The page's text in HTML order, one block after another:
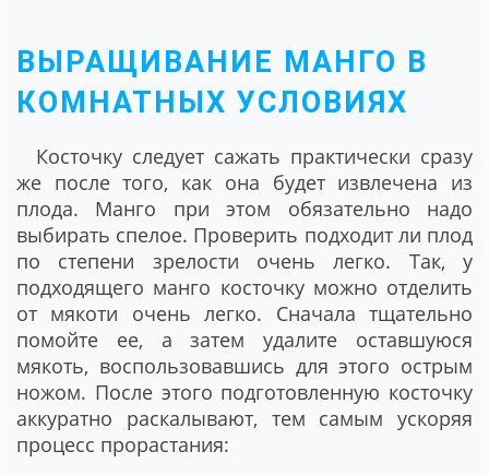
ВЫРАЩИВАНИЕ МАНГО В
КОМНАТНЫХ УСЛОВИЯХ
Косточку следует сажать практически сразу
же после того, как она будет извлечена из
плода. Манго при этом обязательно надо
выбирать спелое. Проверить подходит ли плод
по степени зрелости очень легко. Так, у
подходящего манго косточку можно отделить
от мякоти очень легко. Сначала тщательно
помойте ее, а затем удалите оставшуюся
мякоть, воспользовавшись для этого острым
ножом. После этого подготовленную косточку
аккуратно раскалывают, тем самым ускоряя
процесс прорастания: